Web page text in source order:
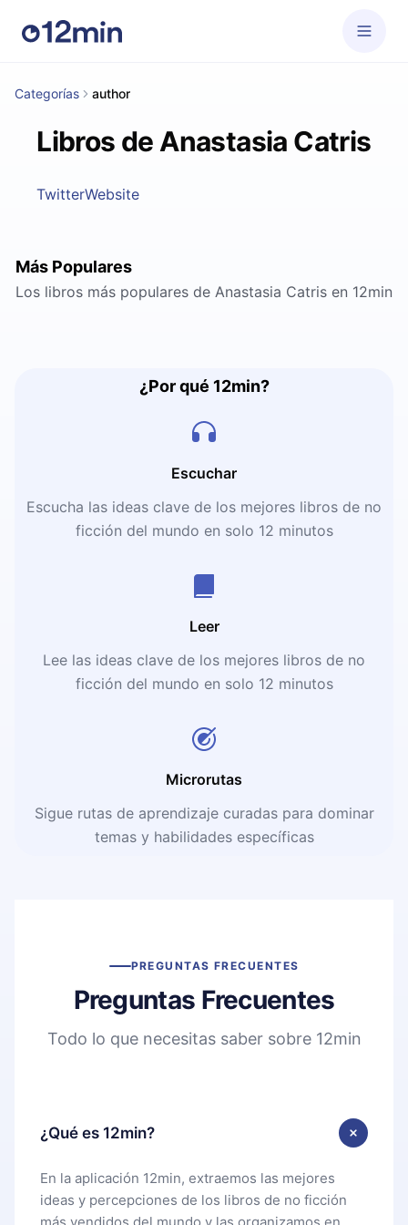
Categorías author
Libros de Anastasia Catris
TwitterWebsite
Más Populares
Los libros más populares de Anastasia Catris en 12min
¿Por qué 12min?
Escuchar
Escucha las ideas clave de los mejores libros de no
ficción del mundo en solo 12 minutos
Leer
Lee las ideas clave de los mejores libros de no
ficción del mundo en solo 12 minutos
Microrutas
Sigue rutas de aprendizaje curadas para dominar
temas y habilidades específicas
PREGUNTAS FRECUENTES
Preguntas Frecuentes
Todo lo que necesitas saber sobre 12min
¿Qué es 12min?
En la aplicación 12min, extraemos las mejores
ideas y percepciones de los libros de no ficción